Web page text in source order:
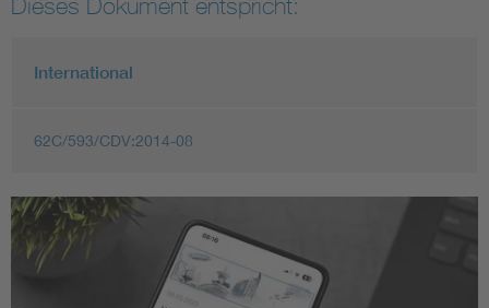
International
62C/593/CDV:2014-08